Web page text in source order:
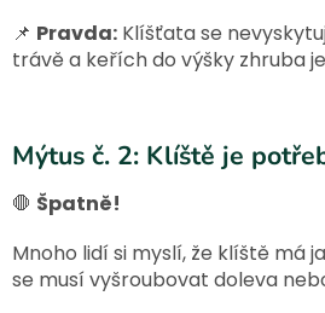
📌 Pravda: Klíšťata se
trávě a keřích do výšky zhruba
Mýtus č. 2: Klíště je
🛑 Špatně!
Mnoho lidí si myslí, že klíště má
se musí vyšroubovat doleva